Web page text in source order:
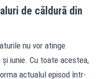
de căldură din
nu vor atinge
iunie. Cu toate acestea,
actualul episod într-